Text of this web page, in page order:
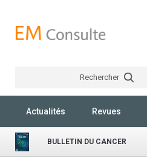
Rechercher
Actualités Revues
BULLETIN DU CANCER